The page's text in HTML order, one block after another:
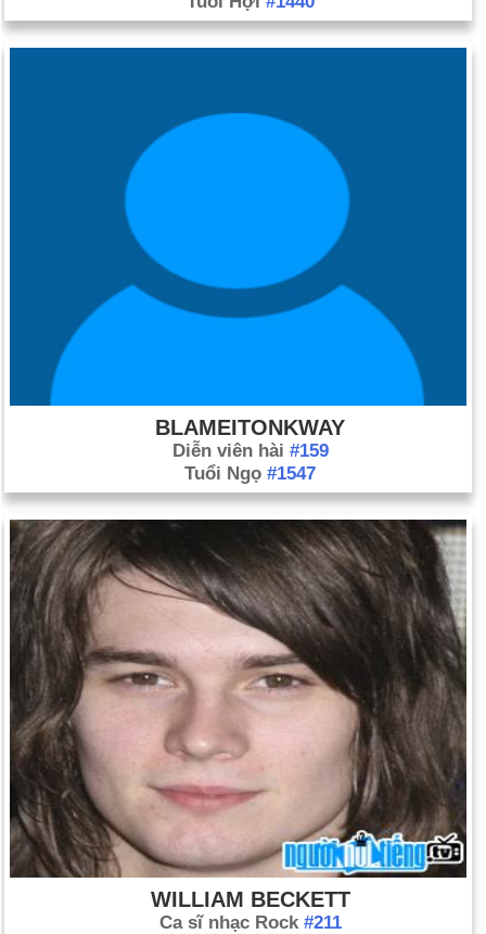
BLAMEITONKWAY
Diễn viên hài #159
Tuổi Ngọ #1547
WILLIAM BECKETT
Ca sĩ nhạc Rock #211